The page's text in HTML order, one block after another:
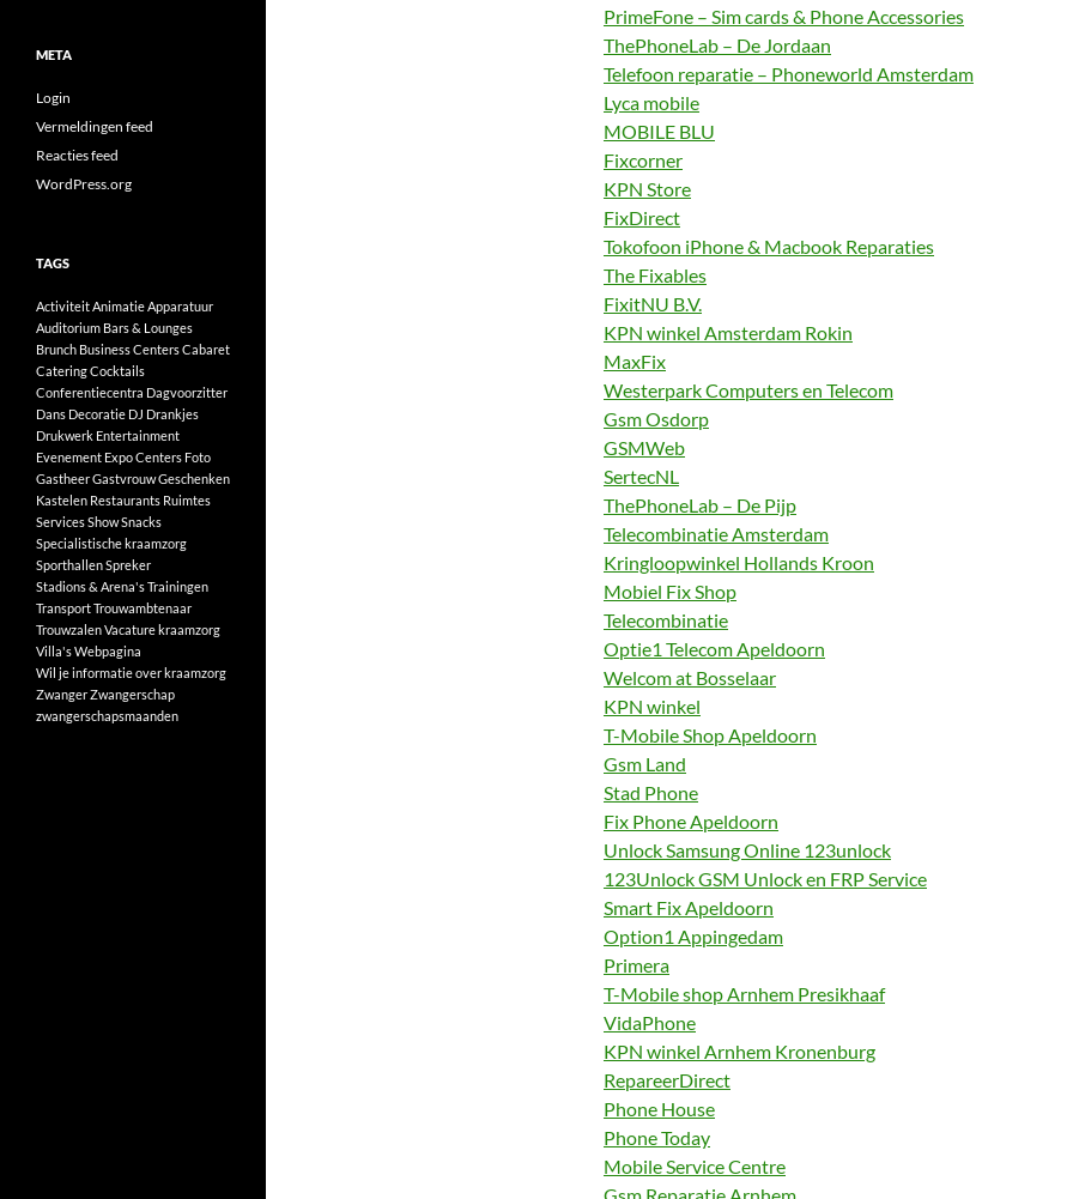
PrimeFone – Sim cards & Phone Accessories
ThePhoneLab – De Jordaan
Telefoon reparatie – Phoneworld Amsterdam
Lyca mobile
MOBILE BLU
Fixcorner
KPN Store
FixDirect
Tokofoon iPhone & Macbook Reparaties
The Fixables
FixitNU B.V.
KPN winkel Amsterdam Rokin
MaxFix
Westerpark Computers en Telecom
Gsm Osdorp
GSMWeb
SertecNL
ThePhoneLab – De Pijp
Telecombinatie Amsterdam
Kringloopwinkel Hollands Kroon
Mobiel Fix Shop
Telecombinatie
Optie1 Telecom Apeldoorn
Welcom at Bosselaar
KPN winkel
T-Mobile Shop Apeldoorn
Gsm Land
Stad Phone
Fix Phone Apeldoorn
Unlock Samsung Online 123unlock
123Unlock GSM Unlock en FRP Service
Smart Fix Apeldoorn
Option1 Appingedam
Primera
T-Mobile shop Arnhem Presikhaaf
VidaPhone
KPN winkel Arnhem Kronenburg
RepareerDirect
Phone House
Phone Today
Mobile Service Centre
META
Login
Vermeldingen feed
Reacties feed
WordPress.org
TAGS
ActiviteitAnimatieApparatuur
Auditorium Bars & Lounges
Brunch Business CentersCabaret
CateringCocktails
Conferentiecentra Dagvoorzitter
Dans Decoratie DJ Drankjes
Drukwerk Entertainment
Evenement Expo Centers Foto
GastheerGastvrouwGeschenken
Kastelen Restaurants Ruimtes
ServicesShowSnacks
Specialistische kraamzorg
SporthallenSpreker
Stadions & Arena'sTrainingen
TransportTrouwambtenaar
TrouwzalenVacature kraamzorg
Villa'sWebpagina
Wil je informatie over kraamzorg
ZwangerZwangerschap
zwangerschapsmaanden